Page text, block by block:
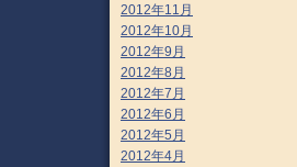
2012年11月
2012年10月
2012年9月
2012年8月
2012年7月
2012年6月
2012年5月
2012年4月